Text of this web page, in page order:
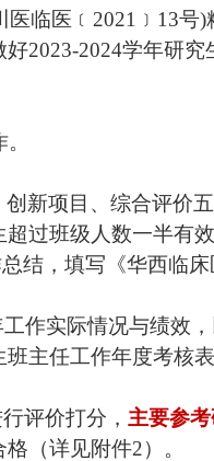
医临医﹝ 2021 ﹞ 13号)
好2023-2024学年研究
新项目 、综合评价
过班级人数一半有效
结，填写《华西临
作实际情况与绩效
主任工作年度考核表
评价打分， 主要参
格（详见附件2）。